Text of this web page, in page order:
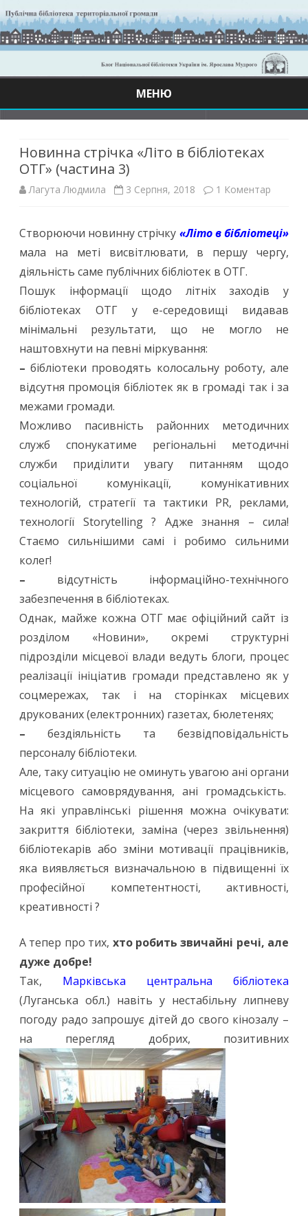
МЕНЮ
Новинна стрічка «Літо в бібліотеках
ОТГ» (частина 3)
Лагута Людмила 3 Серпня, 2018 1 Коментар
стрічка
«Літо
ОТГ»
3)
Створюючи новинну стрічку «Літо в бібліотеці»
мала на меті висвітлювати, в першу чергу,
діяльність саме публічних бібліотек в ОТГ.
Пошук інформації щодо літніх заходів у
бібліотеках ОТГ у е-середовищі видавав
мінімальні результати, що не могло не
наштовхнути на певні міркування:
– бібліотеки проводять колосальну роботу, але
відсутня промоція бібліотек як в громаді так і за
межами громади.
Можливо пасивність районних методичних
служб спонукатиме регіональні методичні
служби приділити увагу питанням щодо
соціальної комунікації, комунікативних
технологій, стратегії та тактики PR, реклами,
технології Storytelling ? Адже знання – сила!
Стаємо сильнішими самі і робимо сильними
колег!
– відсутність інформаційно-технічного
забезпечення в бібліотеках.
Однак, майже кожна ОТГ має офіційний сайт із
розділом «Новини», окремі структурні
підрозділи місцевої влади ведуть блоги, процес
реалізації ініціатив громади представлено як у
соцмережах, так і на сторінках місцевих
друкованих (електронних) газетах, бюлетенях;
– бездіяльність та безвідповідальність
персоналу бібліотеки.
Але, таку ситуацію не оминуть увагою ані органи
місцевого самоврядування, ані громадськість.
На які управлінські рішення можна очікувати:
закриття бібліотеки, заміна (через звільнення)
бібліотекарів або зміни мотивації працівників,
яка виявляється визначальною в підвищенні їх
професійної компетентності, активності,
креативності ?
А тепер про тих, хто робить звичайні речі, але
дуже добре!
Так, Марківська центральна бібліотека
(Луганська обл.) навіть у нестабільну липневу
погоду радо запрошує дітей до свого кінозалу –
на перегляд добрих, позитивних